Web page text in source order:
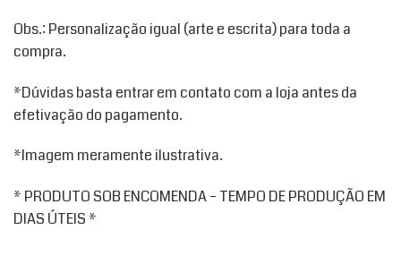
Obs.: Personalização igual (arte e escrita) para toda a
compra.
*Dúvidas basta entrar em contato com a loja antes da
efetivação do pagamento.
*Imagem meramente ilustrativa.
* PRODUTO SOB ENCOMENDA – TEMPO DE PRODUÇÃO EM
DIAS ÚTEIS *